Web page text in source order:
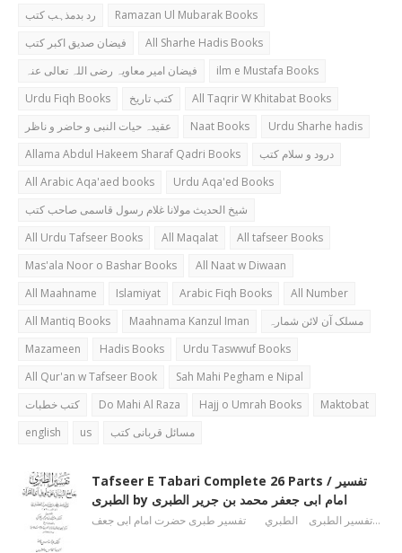
رد بدمذہب کتب
Ramazan Ul Mubarak Books
فیضان صدیق اکبر کتب
All Sharhe Hadis Books
فیضان امیر معاویہ رضی اللہ تعالی عنہ
ilm e Mustafa Books
Urdu Fiqh Books
کتب تاریخ
All Taqrir W Khitabat Books
عقیدہ حیات النبی و حاضر و ناظر
Naat Books
Urdu Sharhe hadis
Allama Abdul Hakeem Sharaf Qadri Books
درود و سلام کتب
All Arabic Aqa'aed books
Urdu Aqa'ed Books
شیخ الحدیث مولانا غلام رسول قاسمی صاحب کتب
All Urdu Tafseer Books
All Maqalat
All tafseer Books
Mas'ala Noor o Bashar Books
All Naat w Diwaan
All Maahname
Islamiyat Arabic Fiqh Books
All Number
All Mantiq Books
Maahnama Kanzul Iman
مسلک آن لائن شمارہ
Mazameen
Hadis Books
Urdu Taswwuf Books
All Qur'an w Tafseer Book
Sah Mahi Pegham e Nipal
کتب خطبات
Do Mahi Al Raza Hajj o Umrah Books
Maktobat
english
us مسائل قربانی کتب
Tafseer E Tabari Complete 26 Parts / تفسیر
الطبری by امام ابی جعفر محمد بن جریر الطبری
تفسیر الطبری الطبري تفسیر طبری حضرت امام ابی جعف…